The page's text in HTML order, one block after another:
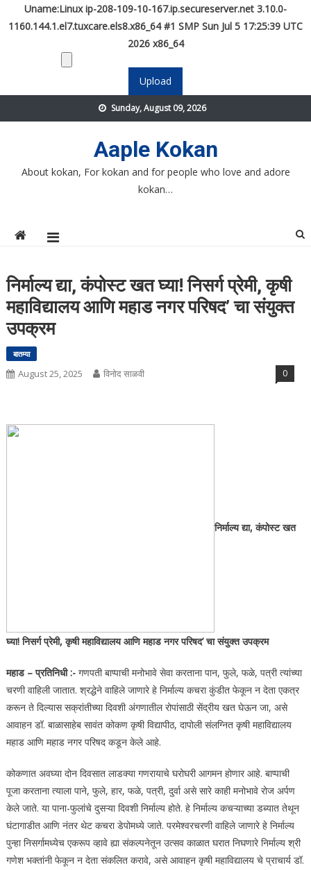
Uname:Linux ip-208-109-10-167.ip.secureserver.net 3.10.0-
1160.144.1.el7.tuxcare.els8.x86_64 #1 SMP Sun Jul 5 17:25:39 UTC
2026 x86_64
to
Sunday, August 09, 2026
Aaple Kokan
About kokan, For kokan and for people who love and adore
kokan…
निर्माल्य द्या, कंपोस्ट खत घ्या! निसर्ग प्रेमी, कृषी
महाविद्यालय आणि महाड नगर परिषद’ चा संयुक्त
उपक्रम
बातम्या
August 25, 2025 विनोद साळवी 0
निर्माल्य द्या, कंपोस्ट खत
घ्या! निसर्ग प्रेमी, कृषी महाविद्यालय आणि महाड नगर परिषद’ चा संयुक्त उपक्रम
महाड – प्रतिनिधी :-गणपती बाप्पाची मनोभावे सेवा करताना पान, फुले, फळे, पत्री त्यांच्या
चरणी वाहिली जातात. श्रद्धेने वाहिले जाणारे हे निर्माल्य कचरा कुंडीत फेकून न देता एकत्र
करून ते दिल्यास सक्रांतीच्या दिवशी अंगणातील रोपांसाठी सेंद्रीय खत घेऊन जा, असे
आवाहन डॉ. बाळासाहेब सावंत कोकण कृषी विद्यापीठ, दापोली संलग्नित कृषी महाविद्यालय
महाड आणि महाड नगर परिषद कडून केले आहे.
कोकणात अवघ्या दोन दिवसात लाडक्या गणरायाचे घरोघरी आगमन होणार आहे. बाप्पाची
पूजा करताना त्याला पाने, फुले, हार, फळे, पत्री, दुर्वा असे सारे काही मनोभावे रोज अर्पण
केले जाते. या पाना-फुलांचे दुसऱ्या दिवशी निर्माल्य होते. हे निर्माल्य कचऱ्याच्या डब्यात तेथून
घंटागाडीत आणि नंतर थेट कचरा डेपोमध्ये जाते. परमेश्वरचरणी वाहिले जाणारे हे निर्माल्य
पुन्हा निसर्गामध्येच एकरूप व्हावे ह्या संकल्पनेतून उत्सव काळात घरात निघणारे निर्माल्य श्री
गणेश भक्तांनी फेकून न देता संकलित करावे, असे आवाहन कृषी महाविद्यालय चे प्राचार्य डॉ.